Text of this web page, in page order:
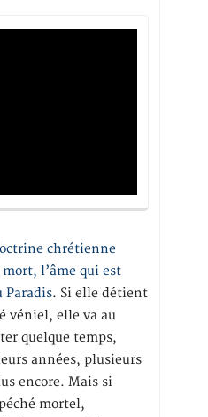
chrétienne
mort, l’âme qui est
Paradis. Si elle détient
véniel, elle va au
quelque temps,
années, plusieurs
encore. Mais si
mortel,